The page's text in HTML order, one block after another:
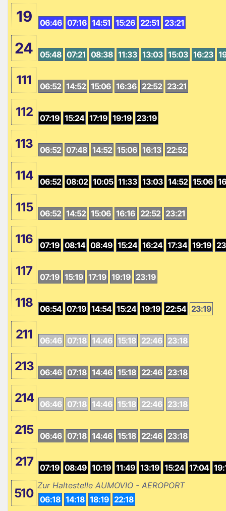
19 06:46 07:16 14:51 15:26 22:51 23:21
24 05:48 07:21 08:38 11:33 13:03 15:03 16:23
111 06:52 14:52 15:06 16:36 22:52 23:21
112 07:19 15:24 17:19 19:19 23:19
113 06:52 07:48 14:52 15:06 16:13 22:52
114 06:52 08:02 10:05 11:33 13:03 14:52 15:06
115 06:52 14:52 15:06 16:16 22:52 23:21
116 07:19 08:14 08:49 15:24 16:24 17:34 19:19
117 07:19 15:19 17:19 19:19 23:19
118 06:54 07:19 14:54 15:24 19:19 22:54 23:19
211 06:46 07:18 14:46 15:18 22:46 23:18
213 06:46 07:18 14:46 15:18 22:46 23:18
214 06:46 07:18 14:46 15:18 22:46 23:18
215 06:46 07:18 14:46 15:18 22:46 23:18
217 07:19 08:49 10:19 11:49 13:19 15:24 17:04
510
Zur Haltestelle AUMOVIO - AEROPORT
06:18 14:18 18:19 22:18